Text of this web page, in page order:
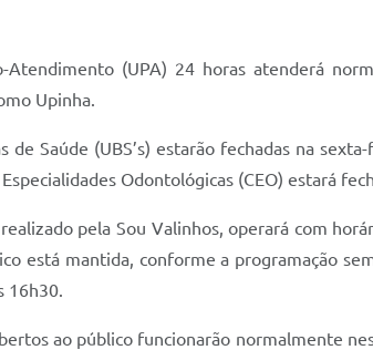
Atendimento (UPA) 24 horas atenderá
Upinha.
de Saúde (UBS’s) estarão fechadas na
Odontológicas (CEO) estará
pela Sou Valinhos, operará com
está mantida, conforme a programação
16h30.
ao público funcionarão normalmente